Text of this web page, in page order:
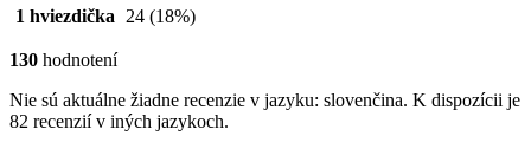
1 hviezdička
24 (18%)
130 hodnotení
Nie sú aktuálne žiadne recenzie v jazyku: slovenčina. K dispozícii je
82 recenzií v iných jazykoch.